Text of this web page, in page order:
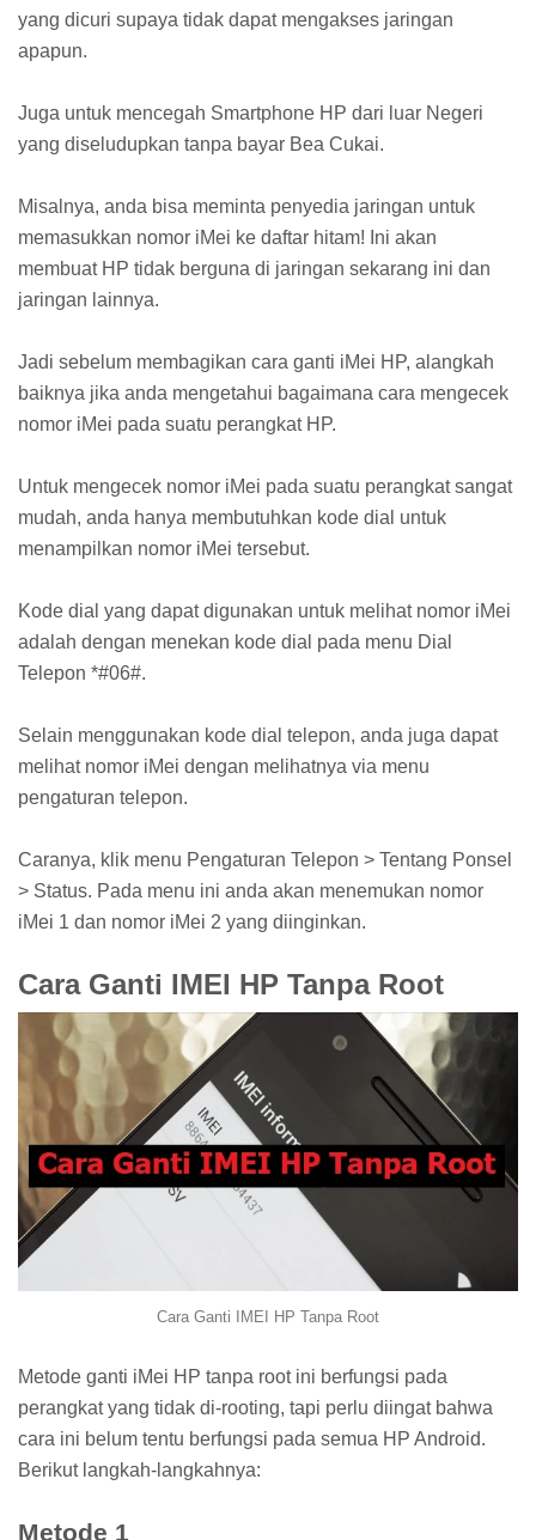
yang dicuri supaya tidak dapat mengakses jaringan
apapun.
Juga untuk mencegah Smartphone HP dari luar Negeri
yang diseludupkan tanpa bayar Bea Cukai.
Misalnya, anda bisa meminta penyedia jaringan untuk
memasukkan nomor iMei ke daftar hitam! Ini akan
membuat HP tidak berguna di jaringan sekarang ini dan
jaringan lainnya.
Jadi sebelum membagikan cara ganti iMei HP, alangkah
baiknya jika anda mengetahui bagaimana cara mengecek
nomor iMei pada suatu perangkat HP.
Untuk mengecek nomor iMei pada suatu perangkat sangat
mudah, anda hanya membutuhkan kode dial untuk
menampilkan nomor iMei tersebut.
Kode dial yang dapat digunakan untuk melihat nomor iMei
adalah dengan menekan kode dial pada menu Dial
Telepon *#06#.
Selain menggunakan kode dial telepon, anda juga dapat
melihat nomor iMei dengan melihatnya via menu
pengaturan telepon.
Caranya, klik menu Pengaturan Telepon > Tentang Ponsel
> Status. Pada menu ini anda akan menemukan nomor
iMei 1 dan nomor iMei 2 yang diinginkan.
Cara Ganti IMEI HP Tanpa Root
Cara Ganti IMEI HP Tanpa Root
Metode ganti iMei HP tanpa root ini berfungsi pada
perangkat yang tidak di-rooting, tapi perlu diingat bahwa
cara ini belum tentu berfungsi pada semua HP Android.
Berikut langkah-langkahnya:
Metode 1